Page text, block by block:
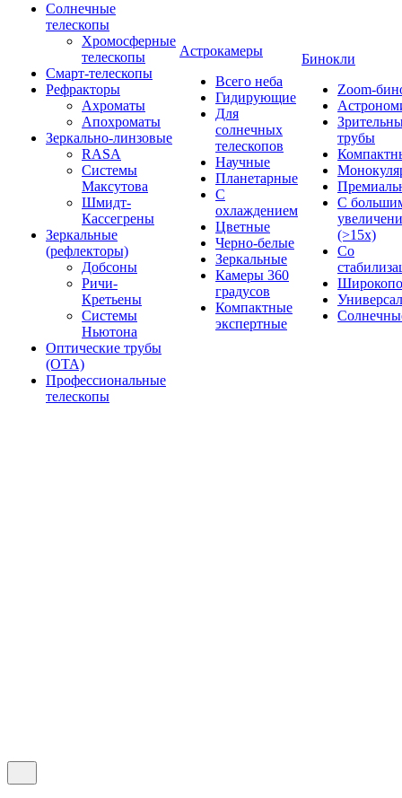
Солнечные
телескопы
Хромосферные
телескопы
Смарт-телескопы
Рефракторы
Ахроматы
Апохроматы
Зеркально-линзовые
RASA
Системы
Максутова
Шмидт-
Кассегрены
Зеркальные
(рефлекторы)
Добсоны
Ричи-
Кретьены
Системы
Ньютона
Оптические трубы
(OTA)
Профессиональные
телескопы
Астрокамеры
Всего неба
Гидирующие
Для
солнечных
телескопов
Научные
Планетарные
С
охлаждением
Цветные
Черно-белые
Зеркальные
Камеры 360
градусов
Компактные
экспертные
Бинокли
Zoom-
трубы
С
(>15x)
Со